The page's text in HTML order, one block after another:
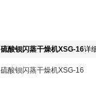
硫酸钡闪蒸干燥机XSG-16详
硫酸钡闪蒸干燥机XSG-16